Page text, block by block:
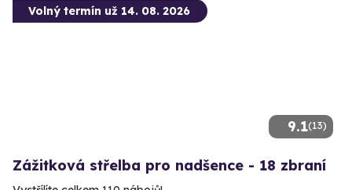
9.1(13)
Volný termín už 14. 08. 2026
Zážitková střelba pro nadšence - 18 zbraní